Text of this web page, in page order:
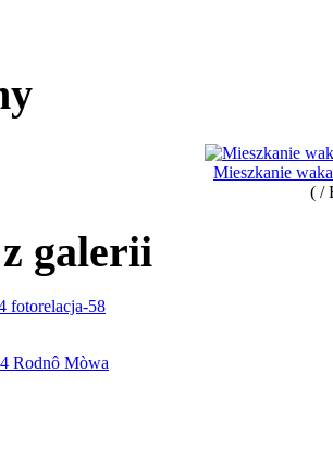
Mieszkanie
( /
galerii
Rodnô Mòwa